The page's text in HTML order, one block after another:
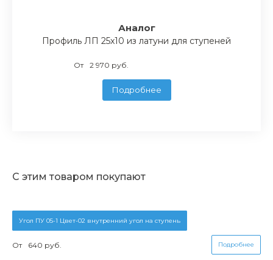
Аналог
Профиль ЛП 25x10 из латуни для ступеней
От 2 970 руб.
Подробнее
С этим товаром покупают
Угол ПУ 05-1 Цвет-02 внутренний угол на ступень
От 640 руб. Подробнее